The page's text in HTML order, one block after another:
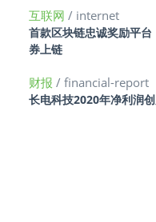
互联网 / internet
首款区块链忠诚奖励平
券上链
财报 / financial-report
长电科技2020年净利润